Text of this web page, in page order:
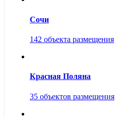
Сочи
142 объекта размещения
Красная Поляна
35 объектов размещения